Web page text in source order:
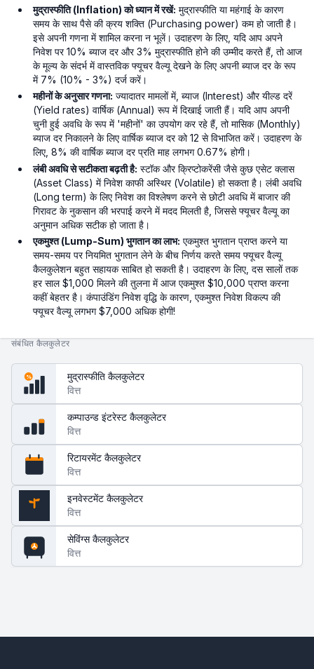
मुद्रास्फीति (Inflation) को ध्यान में रखें: मुद्रास्फीति या महंगाई के कारण
समय के साथ पैसे की क्रय शक्ति (Purchasing power) कम हो जाती है।
इसे अपनी गणना में शामिल करना न भूलें। उदाहरण के लिए, यदि आप अपने
निवेश पर 10% ब्याज दर और 3% मुद्रास्फीति होने की उम्मीद करते हैं, तो आज
के मूल्य के संदर्भ में वास्तविक फ्यूचर वैल्यू देखने के लिए अपनी ब्याज दर के रूप
में 7% (10% - 3%) दर्ज करें।
महीनों के अनुसार गणना: ज्यादातर मामलों में, ब्याज (Interest) और यील्ड दरें
(Yield rates) वार्षिक (Annual) रूप में दिखाई जाती हैं। यदि आप अपनी
चुनी हुई अवधि के रूप में 'महीनों' का उपयोग कर रहे हैं, तो मासिक (Monthly)
ब्याज दर निकालने के लिए वार्षिक ब्याज दर को 12 से विभाजित करें। उदाहरण के
लिए, 8% की वार्षिक ब्याज दर प्रति माह लगभग 0.67% होगी।
लंबी अवधि से सटीकता बढ़ती है: स्टॉक और क्रिप्टोकरेंसी जैसे कुछ एसेट क्लास
(Asset Class) में निवेश काफी अस्थिर (Volatile) हो सकता है। लंबी अवधि
(Long term) के लिए निवेश का विश्लेषण करने से छोटी अवधि में बाजार की
गिरावट के नुकसान की भरपाई करने में मदद मिलती है, जिससे फ्यूचर वैल्यू का
अनुमान अधिक सटीक हो जाता है।
एकमुश्त (Lump-Sum) भुगतान का लाभ: एकमुश्त भुगतान प्राप्त करने या
समय-समय पर नियमित भुगतान लेने के बीच निर्णय करते समय फ्यूचर वैल्यू
कैलकुलेशन बहुत सहायक साबित हो सकती है। उदाहरण के लिए, दस सालों तक
हर साल $1,000 मिलने की तुलना में आज एकमुश्त $10,000 प्राप्त करना
कहीं बेहतर है। कंपाउंडिंग निवेश वृद्धि के कारण, एकमुश्त निवेश विकल्प की
फ्यूचर वैल्यू लगभग $7,000 अधिक होगी!
संबंधित कैलकुलेटर
%
मुद्रास्फीति कैलकुलेटर
वित्त
कम्पाउन्ड इंटरेस्ट कैलकुलेटर
वित्त
रिटायरमेंट कैलकुलेटर
वित्त
इनवेस्टमेंट कैलकुलेटर
वित्त
सेविंग्स कैलकुलेटर
वित्त